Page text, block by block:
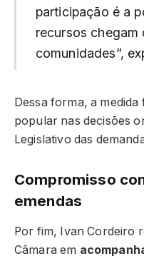
participação é a
recursos chegam
comunidades”,
Dessa forma, a
popular nas decisões
Legislativo das
Compromisso
emendas
Por fim, Ivan Cordeiro
Câmara em